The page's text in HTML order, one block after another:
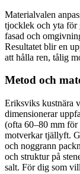
Materialvalen
tjocklek och yta för
fasad och
Resultatet blir en
att hålla ren, tålig
Metod och
Eriksviks kustnära
dimensionerar
(ofta 60–80 mm för
motverkar tjällyft.
och noggrann
och struktur på
salt. För dig som